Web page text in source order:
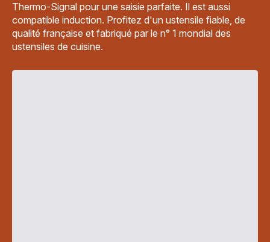
Thermo-Signal pour une saisie parfaite. Il est aussi
compatible induction. Profitez d'un ustensile fiable, de
qualité française et fabriqué par le n° 1 mondial des
ustensiles de cuisine.